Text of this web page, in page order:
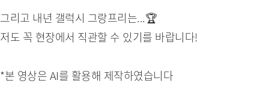
그리고 내년 갤럭시 그랑프리는...🏆
저도 꼭 현장에서 직관할 수 있기를 바랍니다!
*본 영상은 AI를 활용해 제작하였습니다